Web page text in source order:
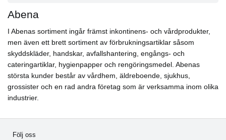
Abena
I Abenas sortiment ingår främst inkontinens- och vårdprodukter,
men även ett brett sortiment av förbrukningsartiklar såsom
skyddskläder, handskar, avfallshantering, engångs- och
cateringartiklar, hygienpapper och rengöringsmedel. Abenas
största kunder består av vårdhem, äldreboende, sjukhus,
grossister och en rad andra företag som är verksamma inom olika
industrier.
Följ oss